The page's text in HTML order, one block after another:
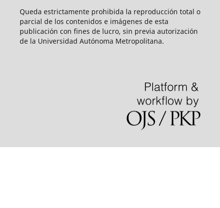
Queda estrictamente prohibida la reproducción total o
parcial de los contenidos e imágenes de esta
publicación con fines de lucro, sin previa autorización
de la Universidad Autónoma Metropolitana.